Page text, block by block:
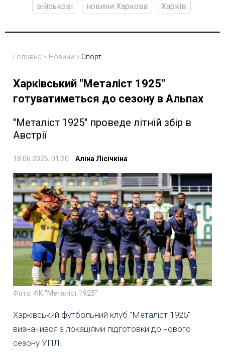
військові
новини Харкова Харків
Головна > Новини > Спорт
Харківський "Металіст 1925"
готуватиметься до сезону в Альпах
"Металіст 1925" проведе літній збір в
Австрії
18.06.2025, 01:20 Аліна Лісічкіна
Фото: ФК "Металіст 1925"
Харківський футбольний клуб "Металіст 1925"
визначився з локаціями підготовки до нового
сезону УПЛ.